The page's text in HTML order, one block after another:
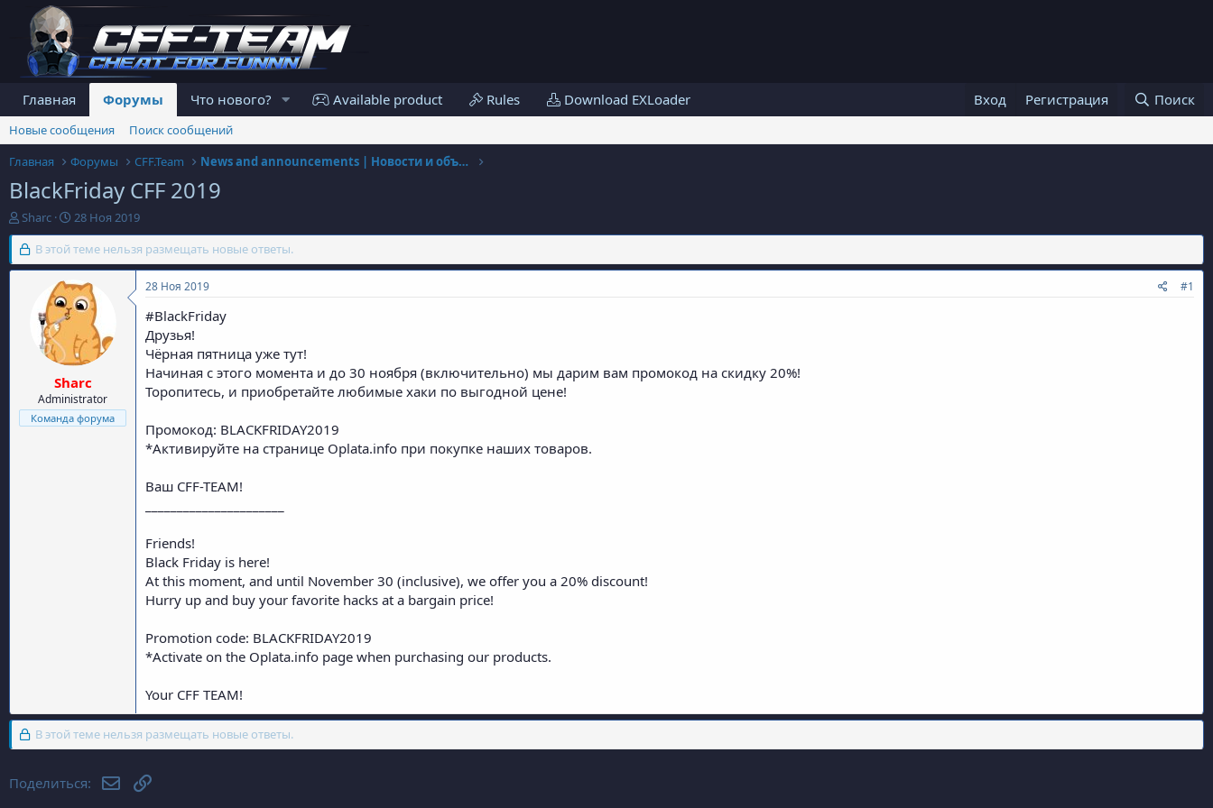
Главная Форумы Что нового? Available product Rules Download EXLoader Вход Регистрация Поиск
Новые сообщения
Поиск сообщений
Главная
Форумы CFF.Team News and announcements | Новости и объявления
BlackFriday CFF 2019
А
в
т
о
Sharc
Д
а
т
а
н
а
ч
л
а
28 Ноя 2019
В этой теме нельзя размещать новые ответы.
Sharc
Administrator
Команда форума
28 Ноя 2019 #1
#BlackFriday
Друзья!
Чёрная пятница уже тут!
Начиная с этого момента и до 30 ноября (включительно) мы дарим вам промокод на скидку 20%!
Торопитесь, и приобретайте любимые хаки по выгодной цене!
Промокод: BLACKFRIDAY2019
*Активируйте на странице Oplata.info при покупке наших товаров.
Ваш CFF-TEAM!
Friends!
Black Friday is here!
At this moment, and until November 30 (inclusive), we offer you a 20% discount!
Hurry up and buy your favorite hacks at a bargain price!
Promotion code: BLACKFRIDAY2019
*Activate on the Oplata.info page when purchasing our products.
Your CFF TEAM!
В этой теме нельзя размещать новые ответы.
Поделиться: Электронная почта